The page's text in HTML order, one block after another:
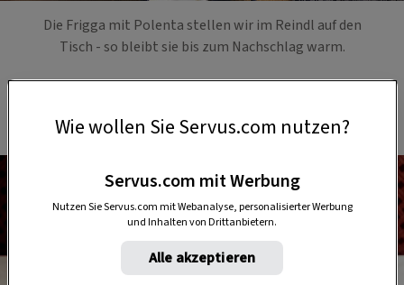
Die Frigga mit Polenta stellen wir im Reindl auf den
Tisch - so bleibt sie bis zum Nachschlag warm.
2. Pinzgauer Bladln
Wie wollen Sie Servus.com nutzen?
Servus.com mit Werbung
Nutzen Sie Servus.com mit Webanalyse, personalisierter Werbung
und Inhalten von Drittanbietern.
Alle akzeptieren